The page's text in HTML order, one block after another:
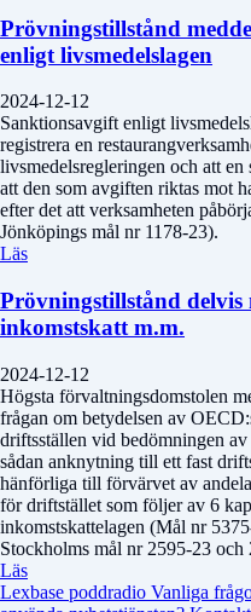
Prövningstillstånd
enligt livsmedelslagen
2024-12-12
Sanktionsavgift enligt
registrera en
livsmedelsregleringen och att
att den som avgiften riktas mot
efter det att verksamheten
Jönköpings mål nr 1178-23).
Läs
Prövningstillstånd delvis
inkomstskatt m.m.
2024-12-12
Högsta förvaltningsdomstolen
frågan om betydelsen av
driftsställen vid bedömningen
sådan anknytning till ett fast
hänförliga till förvärvet av
för driftstället som följer av 6
inkomstskattelagen (Mål nr
Stockholms mål nr 2595-23 och
Läs
Lexbase poddradio Vanliga